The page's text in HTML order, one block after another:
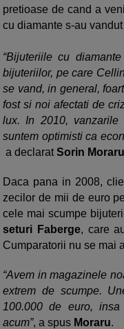
pretioase de cand a
cu diamante s-au
“Bijuteriile cu
bijuteriilor, pe care
se vand, in general,
fost si noi afectati de
lux. In 2010, vanzarile
suntem optimisti ca
a declaratSorin Moraru
Daca pana in 2008,
zecilor de mii de euro
cele mai scumpe
seturi Faberge, care
Cumparatorii nu se mai
“Avem in magazinele
extrem de scumpe.
100.000 de euro,
acum”, a spus Moraru.